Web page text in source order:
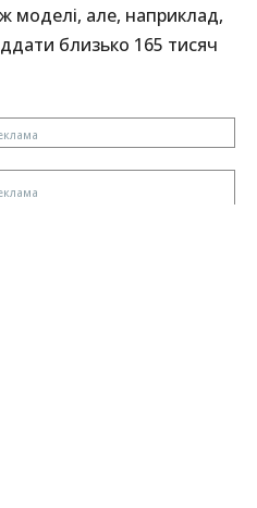
моделі, але, наприклад,
близько 165 тисяч